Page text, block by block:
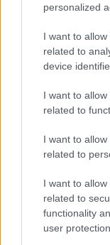
personalized
I want to
related to
device
I want to
related to
I want to
related to
I want to
related to
functionality
user protection.